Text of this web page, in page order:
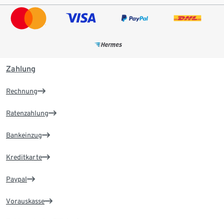
Zahlung
Rechnung
Ratenzahlung
Bankeinzug
Kreditkarte
Paypal
Vorauskasse